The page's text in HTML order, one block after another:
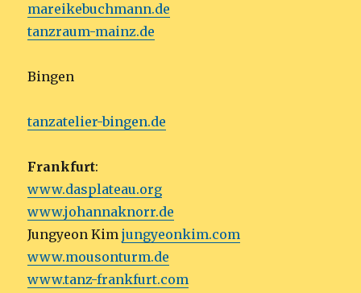
mareikebuchmann.de
tanzraum-mainz.de
Bingen
tanzatelier-bingen.de
Frankfurt:
www.dasplateau.org
www.johannaknorr.de
Jungyeon Kimjungyeonkim.com
www.mousonturm.de
www.tanz-frankfurt.com